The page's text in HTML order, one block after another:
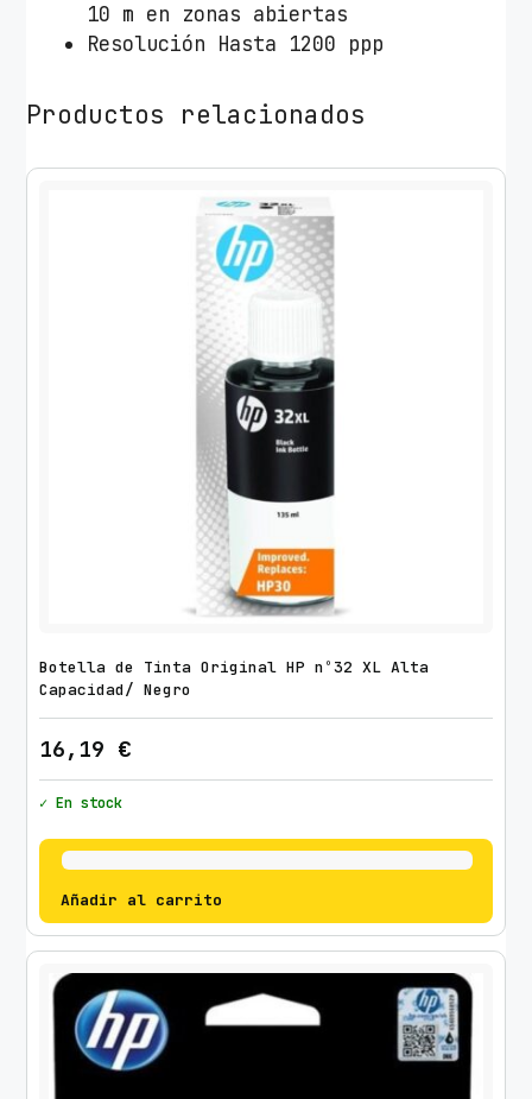
10 m en zonas abiertas
Resolución Hasta 1200 ppp
Productos relacionados
Botella de Tinta Original HP nº32 XL Alta
Capacidad/ Negro
16,19 €
✓ En stock
Añadir al carrito